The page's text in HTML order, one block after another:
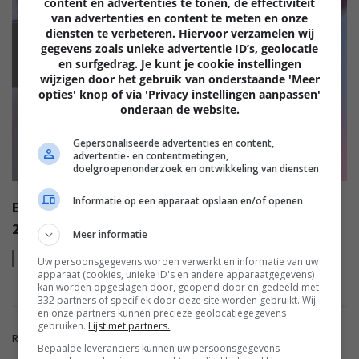
EISA AWARDS: WAT ZIJN DE BESTE PRODUCTEN VAN
2022?
Leesmeer
Reacties zijn gesloten.
van advertenties en content te meten en onze
diensten te verbeteren. Hiervoor verzamelen wij
gegevens zoals unieke advertentie ID’s, geolocatie
en surfgedrag. Je kunt je cookie instellingen
wijzigen door het gebruik van onderstaande 'Meer
opties' knop of via 'Privacy instellingen aanpassen'
onderaan de website.
Gepersonaliseerde advertenties en content,
advertentie- en contentmetingen,
doelgroepenonderzoek en ontwikkeling van diensten
Informatie op een apparaat opslaan en/of openen
Meer informatie
Uw persoonsgegevens worden verwerkt en informatie van uw
apparaat (cookies, unieke ID's en andere apparaatgegevens)
kan worden opgeslagen door, geopend door en gedeeld met
332 partners of specifiek door deze site worden gebruikt. Wij
en onze partners kunnen precieze geolocatiegegevens
gebruiken. Lijst met partners.
Bepaalde leveranciers kunnen uw persoonsgegevens